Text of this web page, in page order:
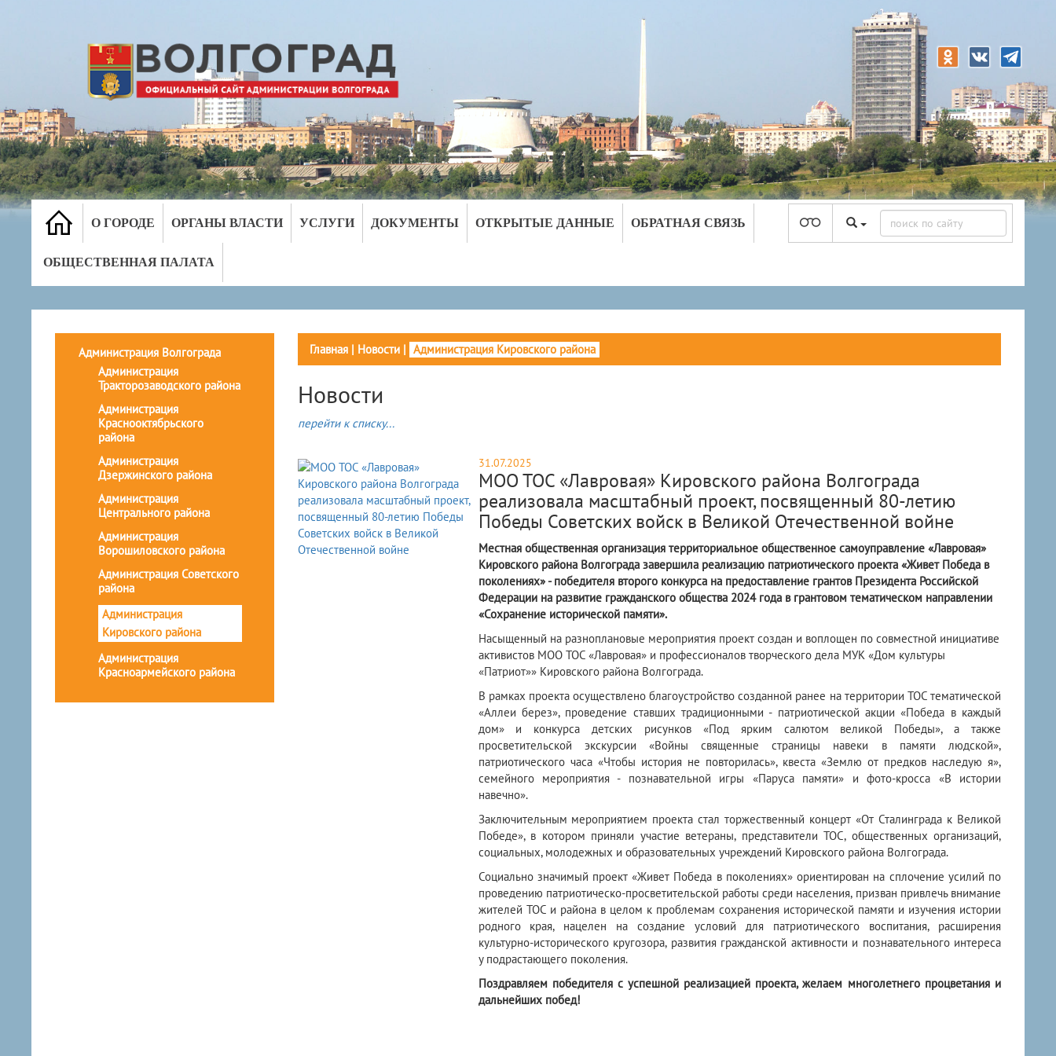
О ГОРОДЕ ОРГАНЫ ВЛАСТИ УСЛУГИ ДОКУМЕНТЫ ОТКРЫТЫЕ ДАННЫЕ ОБРАТНАЯ СВЯЗЬ
ОБЩЕСТВЕННАЯ ПАЛАТА
Администрация Волгограда
Администрация
Тракторозаводского района
Администрация
Краснооктябрьского
района
Администрация
Дзержинского района
Администрация
Центрального района
Администрация
Ворошиловского района
Администрация Советского
района
Администрация
Кировского района
Администрация
Красноармейского района
Главная| Новости| Администрация Кировского района
Новости
перейти к списку...
31.07.2025
МОО ТОС «Лавровая» Кировского района Волгограда
реализовала масштабный проект, посвященный 80-летию
Победы Советских войск в Великой Отечественной войне
​Местная общественная организация территориальное общественное самоуправление «Лавровая»
Кировского района Волгограда завершила реализацию патриотического проекта «Живет Победа в
поколениях» - победителя второго конкурса на предоставление грантов Президента Российской
Федерации на развитие гражданского общества 2024 года в грантовом тематическом направлении
«Сохранение исторической памяти».
Насыщенный на разноплановые мероприятия проект создан и воплощен по совместной инициативе
активистов МОО ТОС «Лавровая» и профессионалов творческого дела МУК «Дом культуры
«Патриот»» Кировского района Волгограда.
В рамках проекта осуществлено благоустройство созданной ранее на территории ТОС тематической
«Аллеи берез», проведение ставших традиционными - патриотической акции «Победа в каждый
дом» и конкурса детских рисунков «Под ярким салютом великой Победы», а также
просветительской экскурсии «Войны священные страницы навеки в памяти людской»,
патриотического часа «Чтобы история не повторилась», квеста «Землю от предков наследую я»,
семейного мероприятия - познавательной игры «Паруса памяти» и фото-кросса «В истории
навечно».
Заключительным мероприятием проекта стал торжественный концерт «От Сталинграда к Великой
Победе», в котором приняли участие ветераны, представители ТОС, общественных организаций,
социальных, молодежных и образовательных учреждений Кировского района Волгограда.
Социально значимый проект «Живет Победа в поколениях» ориентирован на сплочение усилий по
проведению патриотическо-просветительской работы среди населения, призван привлечь внимание
жителей ТОС и района в целом к проблемам сохранения исторической памяти и изучения истории
родного края, нацелен на создание условий для патриотического воспитания, расширения
культурно-исторического кругозора, развития гражданской активности и познавательного интереса
у подрастающего поколения.
Поздравляем победителя с успешной реализацией проекта, желаем многолетнего процветания и
дальнейших побед!